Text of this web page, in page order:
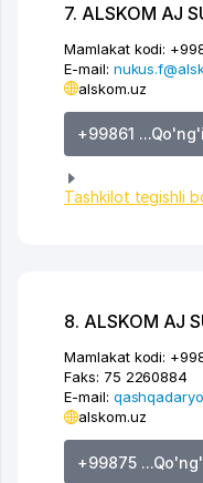
7. ALSKOM AJ
Mamlakat kodi:
E-mail:
alskom.uz
+99861
Tashkilot tegishli
8. ALSKOM AJ
Mamlakat kodi:
Faks: 75 2260884
E-mail:
alskom.uz
+99875